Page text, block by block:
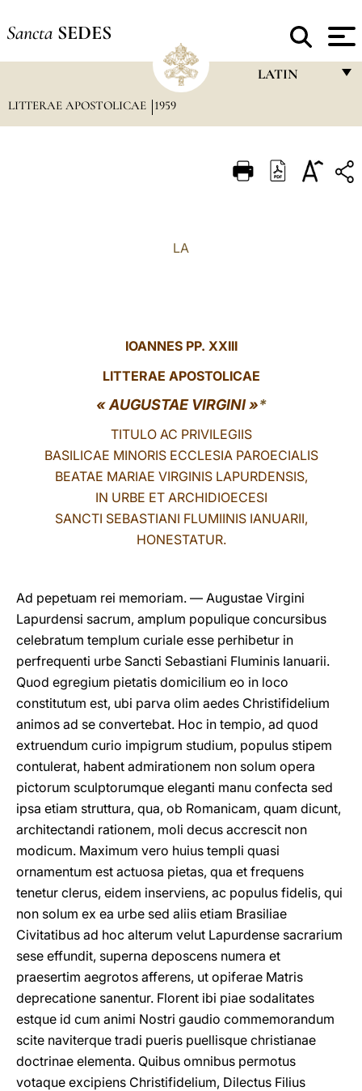
Sancta SEDES
LATIN
ITALIANO
LITTERAE APOSTOLICAE 1959
LA
IOANNES PP. XXIII
LITTERAE APOSTOLICAE
« AUGUSTAE VIRGINI »*
TITULO AC PRIVILEGIIS
BASILICAE MINORIS ECCLESIA PAROECIALIS
BEATAE MARIAE VIRGINIS LAPURDENSIS,
IN URBE ET ARCHIDIOECESI
SANCTI SEBASTIANI FLUMIINIS IANUARII,
HONESTATUR.
Ad pepetuam rei memoriam. — Augustae Virgini
Lapurdensi sacrum, amplum populique concursibus
celebratum templum curiale esse perhibetur in
perfrequenti urbe Sancti Sebastiani Fluminis Ianuarii.
Quod egregium pietatis domicilium eo in loco
constitutum est, ubi parva olim aedes Christifidelium
animos ad se convertebat. Hoc in tempio, ad quod
extruendum curio impigrum studium, populus stipem
contulerat, habent admirationem non solum opera
pictorum sculptorumque eleganti manu confecta sed
ipsa etiam struttura, qua, ob Romanicam, quam dicunt,
architectandi rationem, moli decus accrescit non
modicum. Maximum vero huius templi quasi
ornamentum est actuosa pietas, qua et frequens
tenetur clerus, eidem inserviens, ac populus fidelis, qui
non solum ex ea urbe sed aliis etiam Brasiliae
Civitatibus ad hoc alterum velut Lapurdense sacrarium
sese effundit, superna deposcens numera et
praesertim aegrotos afferens, ut opiferae Matris
deprecatione sanentur. Florent ibi piae sodalitates
estque id cum animi Nostri gaudio commemorandum
scite naviterque tradi pueris puellisque christianae
doctrinae elementa. Quibus omnibus permotus
votaque excipiens Christifidelium, Dilectus Filius